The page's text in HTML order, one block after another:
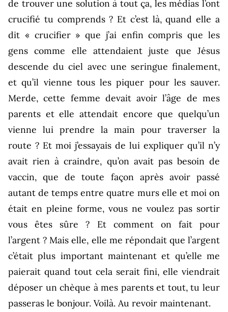
de trouver une solution à tout ça, les médias l’ont
crucifié tu comprends ? Et c’est là, quand elle a
dit « crucifier » que j’ai enfin compris que les
gens comme elle attendaient juste que Jésus
descende du ciel avec une seringue finalement,
et qu’il vienne tous les piquer pour les sauver.
Merde, cette femme devait avoir l’âge de mes
parents et elle attendait encore que quelqu’un
vienne lui prendre la main pour traverser la
route ? Et moi j’essayais de lui expliquer qu’il n’y
avait rien à craindre, qu’on avait pas besoin de
vaccin, que de toute façon après avoir passé
autant de temps entre quatre murs elle et moi on
était en pleine forme, vous ne voulez pas sortir
vous êtes sûre ? Et comment on fait pour
l’argent ? Mais elle, elle me répondait que l’argent
c’était plus important maintenant et qu’elle me
paierait quand tout cela serait fini, elle viendrait
déposer un chèque à mes parents et tout, tu leur
passeras le bonjour. Voilà. Au revoir maintenant.